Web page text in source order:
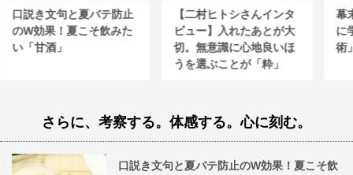
口説き文句と夏バテ防止
のW効果！夏こそ飲みた
い「甘酒」
【二村ヒトシさんインタ
ビュー】入れたあとが大
切。無意識に心地良いほ
うを選ぶことが「粋」
幕
に
術
さらに、考察する。体感する。心に刻む。
口説き文句と夏バテ防止のW効果！夏こそ飲